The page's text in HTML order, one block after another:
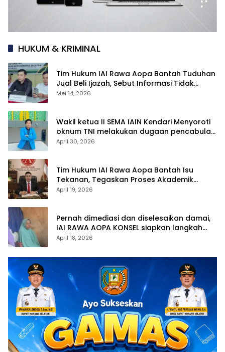
HUKUM & KRIMINAL
Tim Hukum IAI Rawa Aopa Bantah Tuduhan
Jual Beli Ijazah, Sebut Informasi Tidak
Berdasar
Mei 14, 2026
Wakil ketua II SEMA IAIN Kendari Menyoroti
oknum TNI melakukan dugaan pencabulan
anak di bawah umur
April 30, 2026
Tim Hukum IAI Rawa Aopa Bantah Isu
Tekanan, Tegaskan Proses Akademik
Mahasiswi Tetap Berjalan
April 19, 2026
Pernah dimediasi dan diselesaikan damai,
IAI RAWA AOPA KONSEL siapkan langkah
hukum atas polemik yang kembali muncul
April 18, 2026